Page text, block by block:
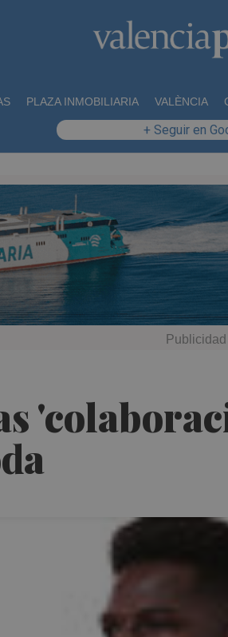
PLAZA INMOBILIARIA VALÈNCIA
+ Seguir en